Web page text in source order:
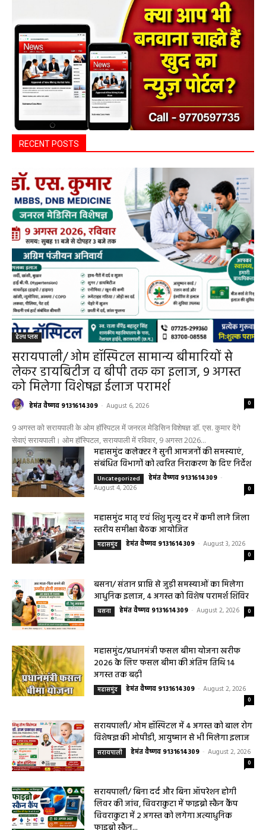
RECENT POSTS
हेल्थ प्लस
सरायपाली/ ओम हॉस्पिटल सामान्य बीमारियों से
लेकर डायबिटीज व बीपी तक का इलाज, 9 अगस्त
को मिलेगा विशेषज्ञ ईलाज परामर्श
हेमंत वैष्णव 9131614309 August 6, 2026 0
9 अगस्त को सरायपाली के ओम हॉस्पिटल में जनरल मेडिसिन विशेषज्ञ डॉ. एस. कुमार देंगे
सेवाएं सरायपाली। ओम हॉस्पिटल, सरायपाली में रविवार, 9 अगस्त 2026...
महासमुंद कलेक्टर ने सुनी आमजनों की समस्याएं,
संबंधित विभागों को त्वरित निराकरण के दिए निर्देश
Uncategorized हेमंत वैष्णव 9131614309
August 4, 2026
0
महासमुंद मातृ एवं शिशु मृत्यु दर में कमी लाने जिला
स्तरीय समीक्षा बैठक आयोजित
महासमुंद हेमंत वैष्णव 9131614309 August 3, 2026
0
बसना/ संतान प्राप्ति से जुड़ी समस्याओं का मिलेगा
आधुनिक इलाज, 4 अगस्त को विशेष परामर्श शिविर
बसना हेमंत वैष्णव 9131614309 August 2, 2026 0
महासमुंद/प्रधानमंत्री फसल बीमा योजना खरीफ
2026 के लिए फसल बीमा की अंतिम तिथि 14
अगस्त तक बढ़ी
महासमुंद हेमंत वैष्णव 9131614309 August 2, 2026
0
सरायपाली/ ओम हॉस्पिटल में 4 अगस्त को बाल रोग
विशेषज्ञ की ओपीडी, आयुष्मान से भी मिलेगा इलाज
सरायपाली हेमंत वैष्णव 9131614309 August 2, 2026
0
सरायपाली/ बिना दर्द और बिना ऑपरेशन होगी
लिवर की जांच, चिवराकुटा में फाइब्रो स्कैन कैंप
चिवराकुटा में 2 अगस्त को लगेगा अत्याधुनिक
फाइब्रो स्कैन...